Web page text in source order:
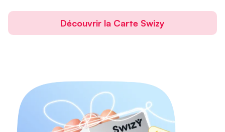
Découvrir la Carte Swizy